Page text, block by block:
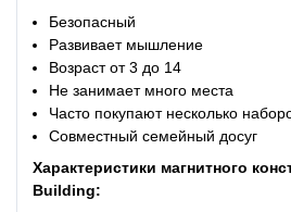
Безопасный
Развивает мышление
Возраст от 3 до 14
Не занимает много места
Часто покупают несколько
Совместный семейный досуг
Характеристики магнитного
Building: